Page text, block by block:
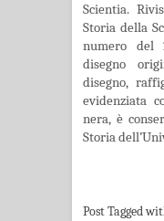
Scientia.
Storia della
numero del
disegno
disegno,
evidenziata
nera, è
Storia
Post Tagged